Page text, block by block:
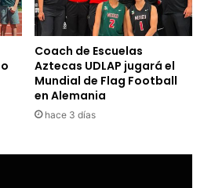
Coach de Escuelas
Aztecas UDLAP jugará el
Mundial de Flag Football
en Alemania
hace 3 días